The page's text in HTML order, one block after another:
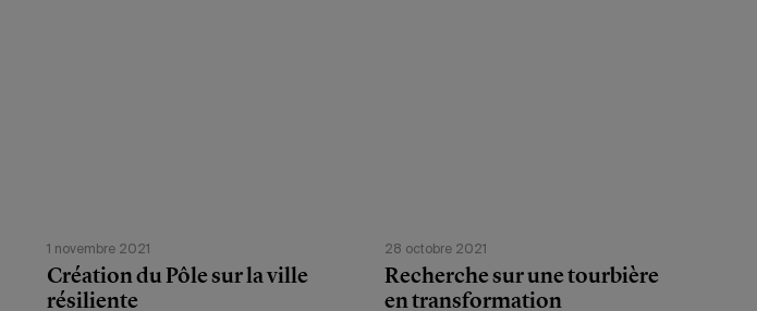
1 novembre 2021
Création du Pôle sur la ville
résiliente
28 octobre 2021
Recherche sur une tourbière
en transformation